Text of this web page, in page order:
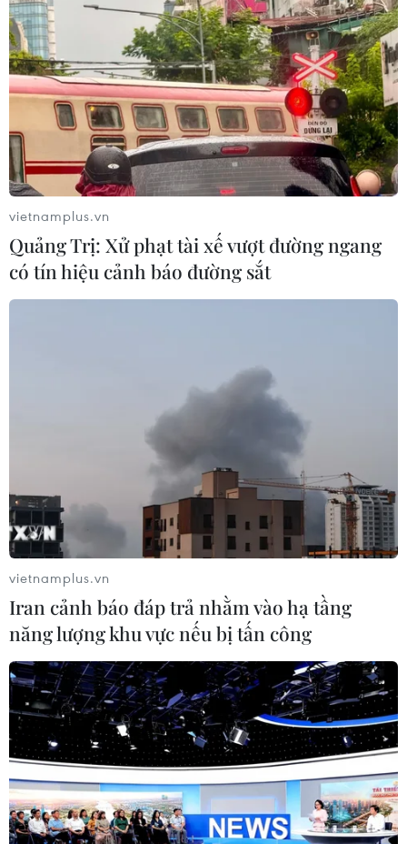
TIN LIÊN QUAN
Chứng khoán trên thị trường Âu-Mỹ “hụt
hơi” sau những đợt tăng gần đây
Chỉ số FTSE 100 của Anh đã giảm trở lại sau khi chạm
mức cao nhất trong ngày, trong khi đó, tại thị trường Phố
Wall, chỉ số công nghiệp Dow Jones giảm 0,1% xuống
38.460,92 điểm.
vietnamplus.vn
Quảng Trị: Xử phạt tài xế vượt đường ngang
có tín hiệu cảnh báo đường sắt
vietnamplus.vn
Iran cảnh báo đáp trả nhằm vào hạ tầng
năng lượng khu vực nếu bị tấn công